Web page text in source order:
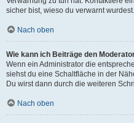
sicher bist, wieso du verwarnt wurdest.
Nach oben
Wie kann ich Beiträge den
Wenn ein Administrator die
siehst du eine Schaltfläche in der
Du wirst dann durch die weiteren
Nach oben